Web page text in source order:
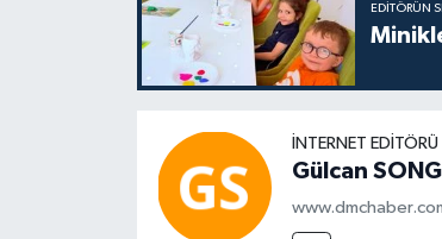
EDITÖRÜN
İNTERNET EDITÖRÜ
Gülcan